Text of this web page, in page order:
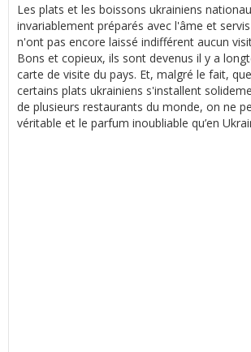
Les plats et les boissons ukrainiens
invariablement préparés avec l'âme et
n'ont pas encore laissé indifférent aucun
Bons et copieux, ils sont devenus il y a
carte de visite du pays. Et, malgré le fait,
certains plats ukrainiens s'installent
de plusieurs restaurants du monde, on ne
véritable et le parfum inoubliable qu’en